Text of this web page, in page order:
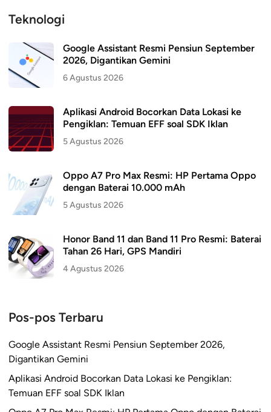
Teknologi
Google Assistant Resmi Pensiun September
2026, Digantikan Gemini
6 Agustus 2026
Aplikasi Android Bocorkan Data Lokasi ke
Pengiklan: Temuan EFF soal SDK Iklan
5 Agustus 2026
Oppo A7 Pro Max Resmi: HP Pertama Oppo
dengan Baterai 10.000 mAh
5 Agustus 2026
Honor Band 11 dan Band 11 Pro Resmi: Baterai
Tahan 26 Hari, GPS Mandiri
4 Agustus 2026
Pos-pos Terbaru
Google Assistant Resmi Pensiun September 2026,
Digantikan Gemini
Aplikasi Android Bocorkan Data Lokasi ke Pengiklan:
Temuan EFF soal SDK Iklan